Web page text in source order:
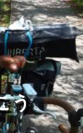
う